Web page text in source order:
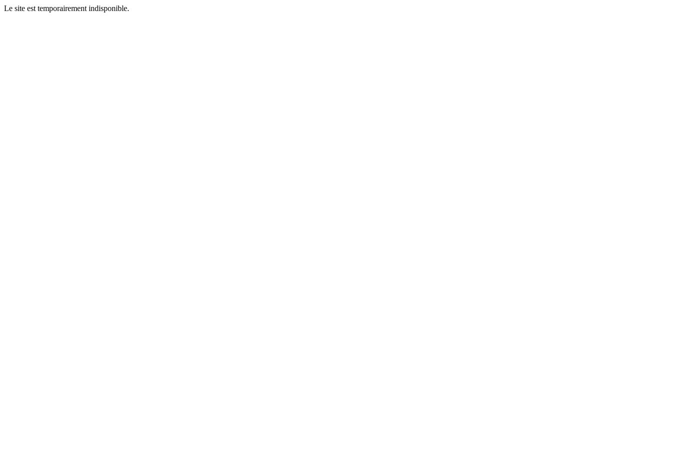
Le site est temporairement indisponible.